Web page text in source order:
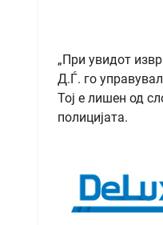
„При увидот
Д.Ѓ. го
Тој е лишен од
полицијата.